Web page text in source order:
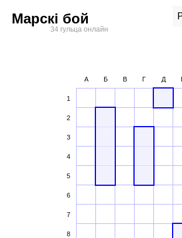
Марскі бой
34 гульца онлайн
1
А Б В Г Д
2
3
4
5
6
7
8